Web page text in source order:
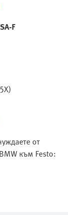
F
от
към Festo: